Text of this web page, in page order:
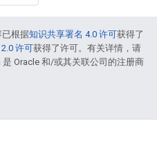
已根据知识共享署名 4.0 许可获得了
许可获得了许可。有关详情，请
是 Oracle 和/或其关联公司的注册商